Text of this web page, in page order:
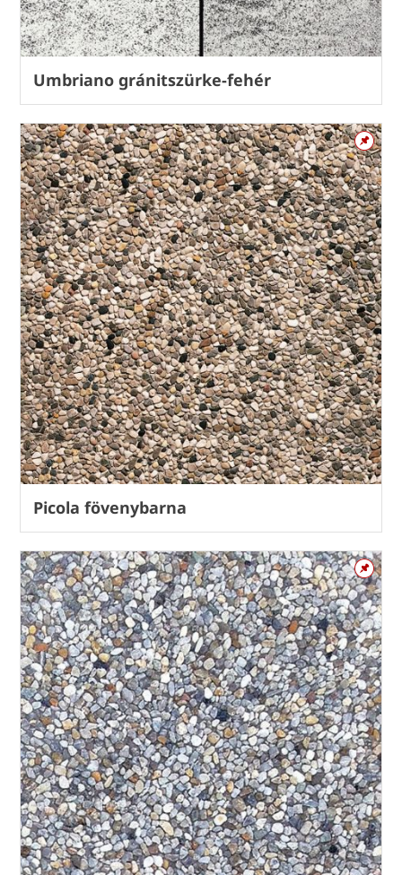
Umbriano gránitszürke-fehér
Picola fövenybarna